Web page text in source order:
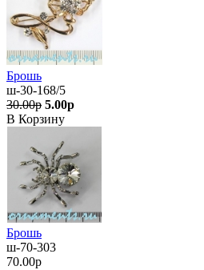
Брошь
ш-30-168/5
30.00р 5.00р
В Корзину
Брошь
ш-70-303
70.00р